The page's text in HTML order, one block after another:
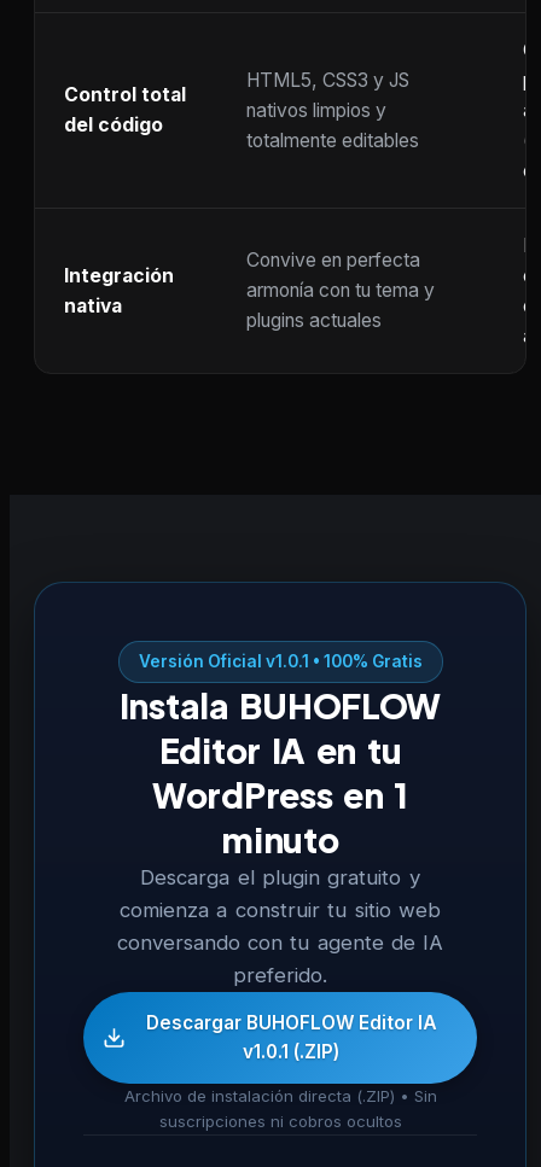
Control total
del código
HTML5, CSS3 y JS
nativos limpios y
totalmente editables
Integración
nativa
Convive en perfecta
armonía con tu tema y
plugins actuales
Versión Oficial v1.0.1 • 100% Gratis
Instala BUHOFLOW
Editor IA en tu
WordPress en 1
minuto
Descarga el plugin gratuito y
comienza a construir tu sitio web
conversando con tu agente de IA
preferido.
Descargar BUHOFLOW Editor IA
v1.0.1 (.ZIP)
Archivo de instalación directa (.ZIP) • Sin
suscripciones ni cobros ocultos